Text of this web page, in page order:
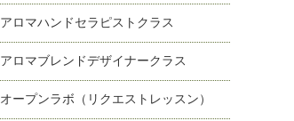
アロマハンドセラピストクラス
アロマブレンドデザイナークラス
オープンラボ（リクエストレッスン）